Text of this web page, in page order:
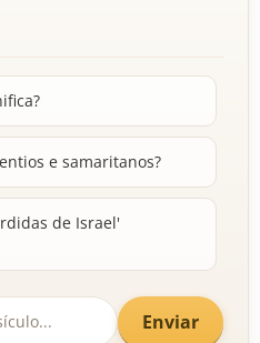
e samaritanos?
de Israel'
Enviar